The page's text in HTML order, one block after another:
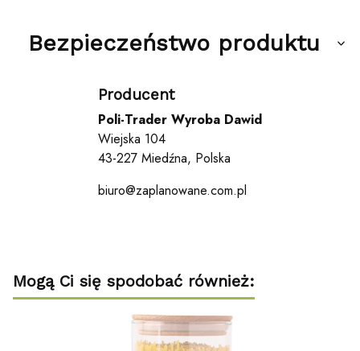
Bezpieczeństwo produktu
Producent
Poli-Trader Wyroba Dawid
Wiejska 104
43-227 Miedźna, Polska
biuro@zaplanowane.com.pl
Mogą Ci się spodobać również: